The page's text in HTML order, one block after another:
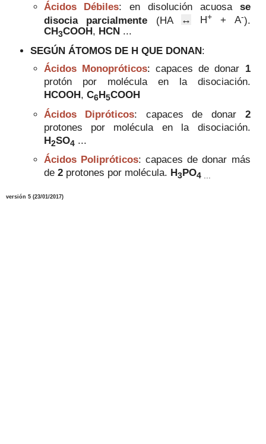
Ácidos Débiles: en disolución acuosa se
disocia parcialmente (HA ↔ H++ A-).
CH3COOH , HCN ...
SEGÚN ÁTOMOS DE H QUE DONAN:
Ácidos Monopróticos: capaces de donar 1
protón por molécula en la disociación.
HCOOH, C6H5COOH
Ácidos Dipróticos: capaces de donar 2
protones por molécula en la disociación.
H2SO4 ...
Ácidos Polipróticos: capaces de donar más
de 2 protones por molécula. H3PO4 ...
versión 5 (23/01/2017)